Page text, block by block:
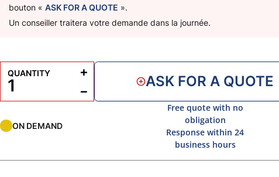
bouton «ASK FOR A QUOTE ».
Un conseiller traitera votre demande dans la journée.
ON DEMAND
QUANTITY
−
+
ASK FOR A QUOTE
Free quote with no
obligation
Response within 24
business hours